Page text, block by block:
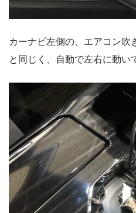
カーナビ左側の、エアコン吹
と同じく、自動で左右に動い